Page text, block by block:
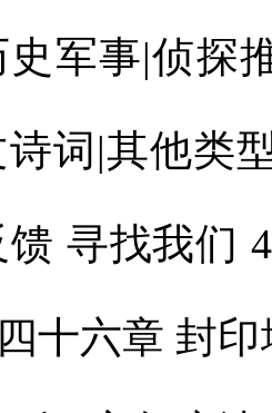
军事|侦探
词|其他类
寻找我们
十六章 封